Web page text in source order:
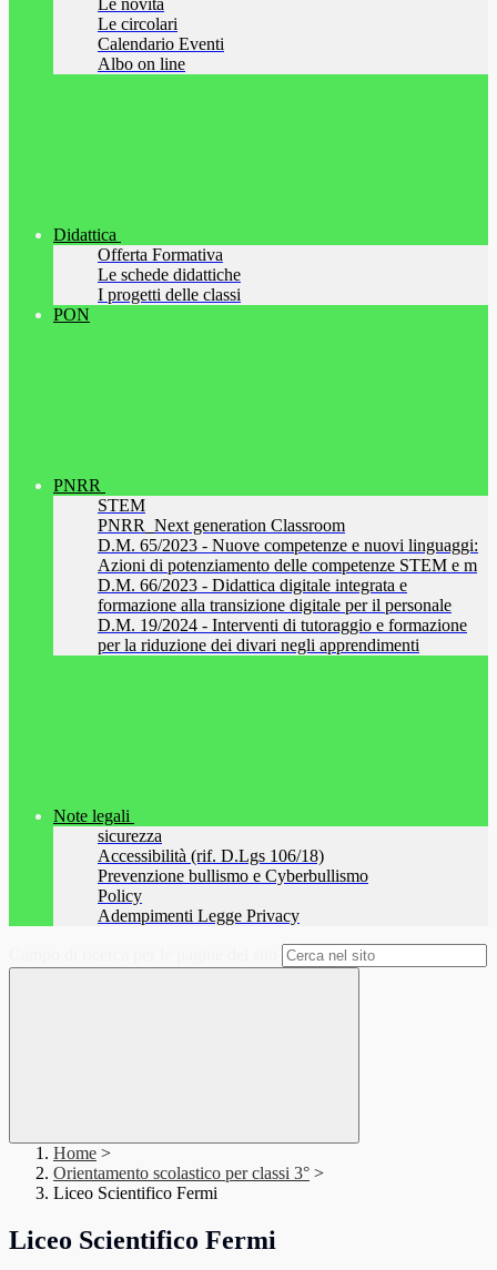
Le novità
Le circolari
Calendario Eventi
Albo on line
Didattica
Offerta Formativa
Le schede didattiche
I progetti delle classi
PON
PNRR
STEM
PNRR_Next generation Classroom
D.M. 65/2023 - Nuove competenze e nuovi linguaggi:
Azioni di potenziamento delle competenze STEM e m
D.M. 66/2023 - Didattica digitale integrata e
formazione alla transizione digitale per il personale
D.M. 19/2024 - Interventi di tutoraggio e formazione
per la riduzione dei divari negli apprendimenti
Note legali
sicurezza
Accessibilità (rif. D.Lgs 106/18)
Prevenzione bullismo e Cyberbullismo
Policy
Adempimenti Legge Privacy
Home >
Orientamento scolastico per classi 3° >
Liceo Scientifico Fermi
Liceo Scientifico Fermi